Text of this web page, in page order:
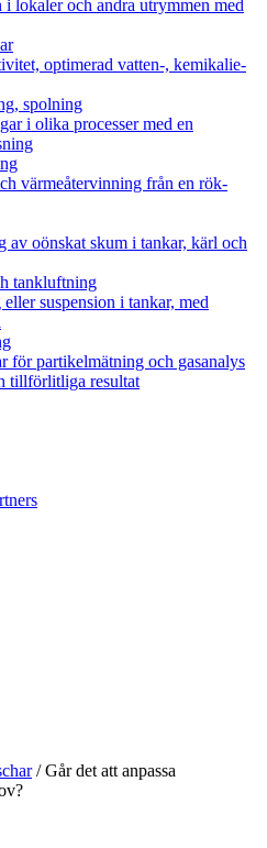
lokaler och andra utrymmen med
optimerad vatten-, kemikalie-
spolning
i olika processer med en
värmeåtervinning från en rök-
av oönskat skum i tankar, kärl och
tankluftning
suspension i tankar, med
för partikelmätning och gasanalys
tillförlitliga resultat
/Går det att anpassa